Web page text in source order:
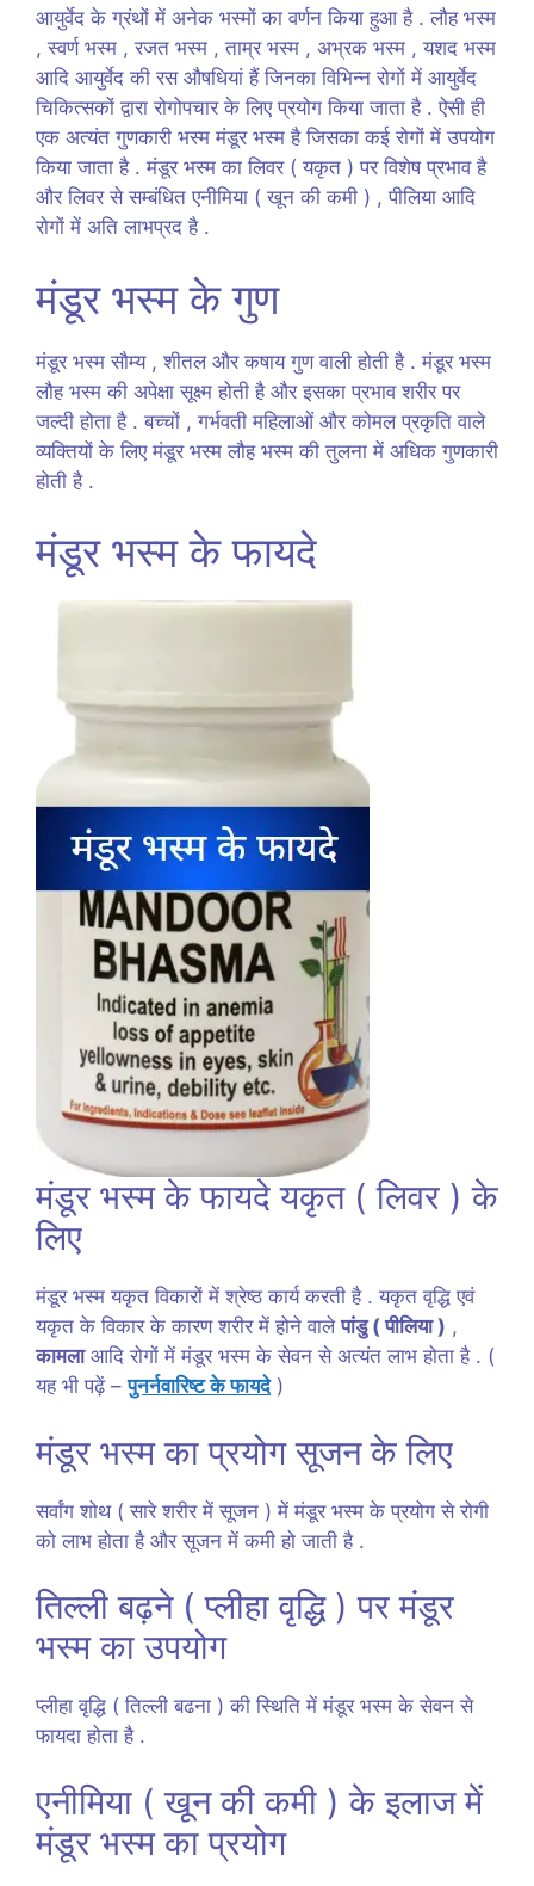
आयुर्वेद के ग्रंथों में अनेक भस्मों का वर्णन किया हुआ है . लौह भस्म
, स्वर्ण भस्म , रजत भस्म , ताम्र भस्म , अभ्रक भस्म , यशद भस्म
आदि आयुर्वेद की रस औषधियां हैं जिनका विभिन्न रोगों में आयुर्वेद
चिकित्सकों द्वारा रोगोपचार के लिए प्रयोग किया जाता है . ऐसी ही
एक अत्यंत गुणकारी भस्म मंडूर भस्म है जिसका कई रोगों में उपयोग
किया जाता है . मंडूर भस्म का लिवर ( यकृत ) पर विशेष प्रभाव है
और लिवर से सम्बंधित एनीमिया ( खून की कमी ) , पीलिया आदि
रोगों में अति लाभप्रद है .
मंडूर भस्म के गुण
मंडूर भस्म सौम्य , शीतल और कषाय गुण वाली होती है . मंडूर भस्म
लौह भस्म की अपेक्षा सूक्ष्म होती है और इसका प्रभाव शरीर पर
जल्दी होता है . बच्चों , गर्भवती महिलाओं और कोमल प्रकृति वाले
व्यक्तियों के लिए मंडूर भस्म लौह भस्म की तुलना में अधिक गुणकारी
होती है .
मंडूर भस्म के फायदे
मंडूर भस्म के फायदे यकृत ( लिवर ) के
लिए
मंडूर भस्म यकृत विकारों में श्रेष्ठ कार्य करती है . यकृत वृद्धि एवं
यकृत के विकार के कारण शरीर में होने वालेपांडु ( पीलिया ) ,
कामलाआदि रोगों में मंडूर भस्म के सेवन से अत्यंत लाभ होता है . (
यह भी पढ़ें –पुनर्नवारिष्ट के फायदे)
मंडूर भस्म का प्रयोग सूजन के लिए
सर्वांग शोथ ( सारे शरीर में सूजन ) में मंडूर भस्म के प्रयोग से रोगी
को लाभ होता है और सूजन में कमी हो जाती है .
तिल्ली बढ़ने ( प्लीहा वृद्धि ) पर मंडूर
भस्म का उपयोग
प्लीहा वृद्धि ( तिल्ली बढना ) की स्थिति में मंडूर भस्म के सेवन से
फायदा होता है .
एनीमिया ( खून की कमी ) के इलाज में
मंडूर भस्म का प्रयोग